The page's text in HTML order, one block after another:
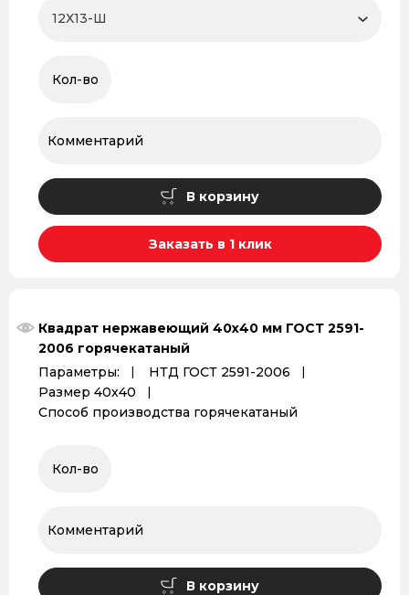
В корзину
Заказать в 1 клик
Квадрат нержавеющий 40х40 мм ГОСТ 2591-
2006 горячекатаный
Параметры:
НТД ГОСТ 2591-2006
Размер 40х40
Способ производства горячекатаный
В корзину